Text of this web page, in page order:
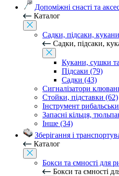
Допоміжні снасті та
Каталог
Садки, підсаки,
Садки, підсаки,
Кукани, сушки
Підсаки (79)
Садки (43)
Сигналізатори
Стойки, підставки (62)
Інструмент
Запасні кільця,
Інше (34)
Зберігання і
Каталог
Бокси та ємності для
Бокси та ємності